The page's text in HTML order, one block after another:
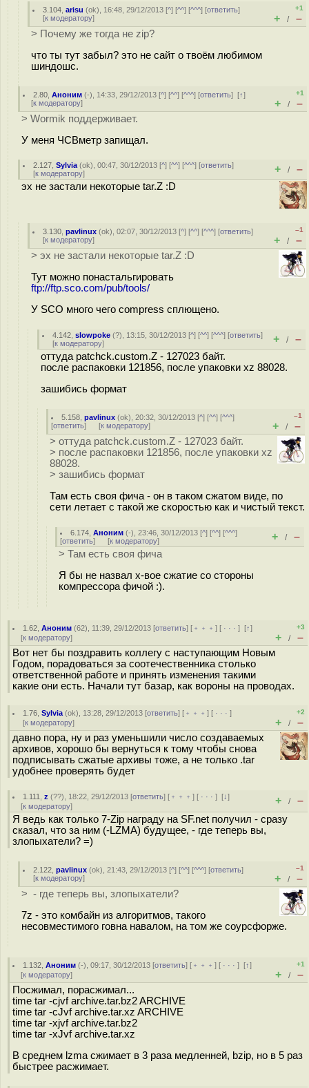
3.104 ,arisu (ok), 16:48, 29/12/2013 [^] [^^] [^^^] [ответить]
[к модератору]
+1
+ / –
> Почему же тогда не zip?
что ты тут забыл? это не сайт о твоём любимом
шиндошс.
2.80 ,Аноним (-), 14:33, 29/12/2013 [^] [^^] [^^^] [ответить][↑]
[к модератору]
+1
+ / –
> Wormik поддерживает.
У меня ЧСВметр запищал.
2.127 ,Sylvia (ok), 00:47, 30/12/2013 [^] [^^] [^^^] [ответить]
[к модератору] + / –
эх не застали некоторые tar.Z :D
3.130 ,pavlinux (ok), 02:07, 30/12/2013 [^] [^^] [^^^] [ответить]
[к модератору]
–1
+ / –
> эх не застали некоторые tar.Z :D
Тут можно понастальгировать
ftp://ftp.sco.com/pub/tools/
У SCO много чего compress сплющено.
4.142 ,slowpoke (?), 13:15, 30/12/2013 [^] [^^] [^^^] [ответить]
[к модератору] + / –
оттуда patchck.custom.Z - 127023 байт.
после распаковки 121856, после упаковки xz 88028.
зашибись формат
5.158 ,pavlinux (ok), 20:32, 30/12/2013 [^] [^^] [^^^]
[ответить] [к модератору]
–1
+ / –
> оттуда patchck.custom.Z - 127023 байт.
> после распаковки 121856, после упаковки xz
88028.
> зашибись формат
Там есть своя фича - он в таком сжатом виде, по
сети летает с такой же скоростью как и чистый текст.
6.174 ,Аноним (-), 23:46, 30/12/2013 [^] [^^] [^^^]
[ответить] [к модератору] + / –
> Там есть своя фича
Я бы не назвал х-вое сжатие со стороны
компрессора фичой :).
1.62 ,Аноним (62), 11:39, 29/12/2013 [ответить] [ ﹢﹢﹢] [ · · ·][↑]
[к модератору]
+3
+ / –
Вот нет бы поздравить коллегу с наступающим Новым
Годом, порадоваться за соотечественника столько
ответственной работе и принять изменения такими
какие они есть. Начали тут базар, как вороны на проводах.
1.76 ,Sylvia (ok), 13:28, 29/12/2013 [ответить] [ ﹢﹢﹢] [ · · ·]
[к модератору]
+2
+ / –
давно пора, ну и раз уменьшили число создаваемых
архивов, хорошо бы вернуться к тому чтобы снова
подписывать сжатые архивы тоже, а не только .tar
удобнее проверять будет
1.111 ,z (??), 18:22, 29/12/2013 [ответить] [ ﹢﹢﹢] [ · · ·][↓]
[к модератору] + / –
Я ведь как только 7-Zip награду на SF.net получил - сразу
сказал, что за ним (-LZMA) будущее, - где теперь вы,
злопыхатели? =)
2.122 ,pavlinux (ok), 21:43, 29/12/2013 [^] [^^] [^^^] [ответить]
[к модератору]
–1
+ / –
> - где теперь вы, злопыхатели?
7z - это комбайн из алгоритмов, такого
несовместимого говна навалом, на том же соурсфорже.
1.132 ,Аноним (-), 09:17, 30/12/2013 [ответить] [ ﹢﹢﹢] [ · · ·][↑]
[к модератору]
+1
+ / –
Посжимал, порасжимал...
time tar -cjvf archive.tar.bz2 ARCHIVE
time tar -cJvf archive.tar.xz ARCHIVE
time tar -xjvf archive.tar.bz2
time tar -xJvf archive.tar.xz
В среднем lzma сжимает в 3 раза медленней, bzip, но в 5 раз
быстрее расжимает.